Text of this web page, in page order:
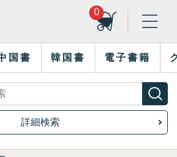
0
国書 韓国書 電子書籍
詳細検索